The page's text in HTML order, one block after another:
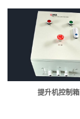
提升机控制箱